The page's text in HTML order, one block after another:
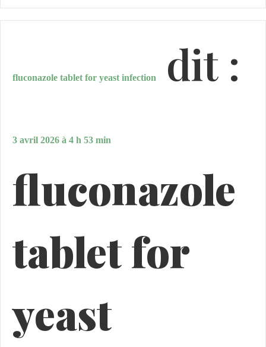
fluconazole tablet for yeast infection dit :
3 avril 2026 à 4 h 53 min
fluconazole
tablet for
yeast